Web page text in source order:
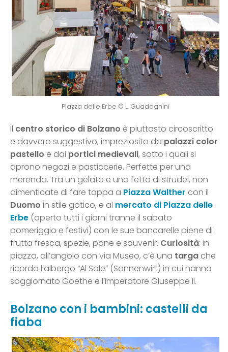
Piazza delle Erbe © L. Guadagnini
Il centro storico di Bolzano è piuttosto circoscritto
e davvero suggestivo, impreziosito da palazzi color
pastello e dai portici medievali, sotto i quali si
aprono negozi e pasticcerie. Perfette per una
merenda. Tra un gelato e una fetta di strudel, non
dimenticate di fare tappa a Piazza Walther con il
Duomo in stile gotico, e al mercato di Piazza delle
Erbe (aperto tutti i giorni tranne il sabato
pomeriggio e festivi) con le sue bancarelle piene di
frutta fresca, spezie, pane e souvenir. Curiosità: in
piazza, all’angolo con via Museo, c’è una targa che
ricorda l’albergo “Al Sole” (Sonnenwirt) in cui hanno
soggiornato Goethe e l’imperatore Giuseppe II.
Bolzano con i bambini: castelli da
fiaba